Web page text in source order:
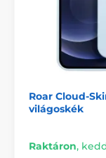
Roar Cloud-
világoskék
Raktáron,